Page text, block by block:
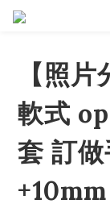
【照
軟式
套 訂
+10mm